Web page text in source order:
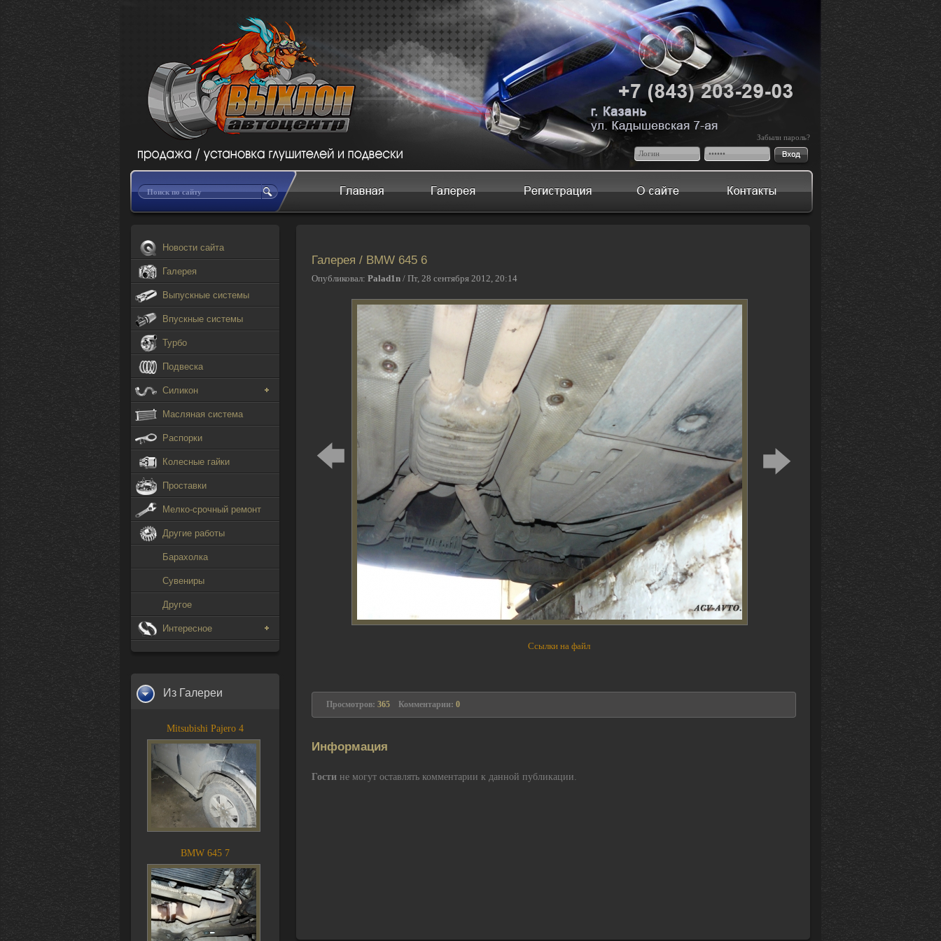
Забыли пароль?
Новости сайта
Галерея
Выпускные системы
Впускные системы
Турбо
Подвеска
Силикон
Масляная система
Распорки
Колесные гайки
Проставки
Мелко-срочный ремонт
Другие работы
Барахолка
Сувениры
Другое
Интересное
Из Галереи
Mitsubishi Pajero 4
BMW 645 7
Галерея / BMW 645 6
Опубликовал: Palad1n / Пт, 28 сентября 2012, 20:14
Ссылки на файл
Просмотров: 365 Комментарии: 0
Информация
Гости не могут оставлять комментарии к данной публикации.